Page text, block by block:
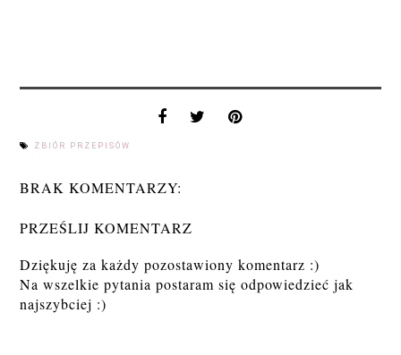
ZBIÓR PRZEPISÓW
BRAK KOMENTARZY:
PRZEŚLIJ KOMENTARZ
Dziękuję za każdy pozostawiony komentarz :)
Na wszelkie pytania postaram się odpowiedzieć jak
najszybciej :)